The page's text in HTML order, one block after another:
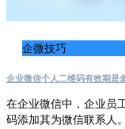
企微技巧
企业微信个人二维码有效期是
在企业微信中，企业员
码添加其为微信联系人。